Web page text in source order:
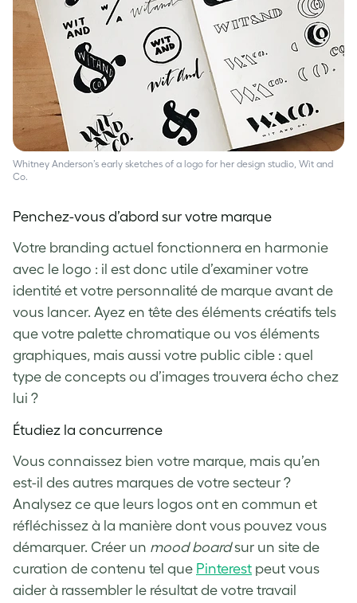
Whitney Anderson’s early sketches of a logo for her design studio, Wit and
Co.
Penchez-vous d’abord sur votre marque
Votre branding actuel fonctionnera en harmonie
avec le logo : il est donc utile d’examiner votre
identité et votre personnalité de marque avant de
vous lancer. Ayez en tête des éléments créatifs tels
que votre palette chromatique ou vos éléments
graphiques, mais aussi votre public cible : quel
type de concepts ou d’images trouvera écho chez
lui ?
Étudiez la concurrence
Vous connaissez bien votre marque, mais qu’en
est-il des autres marques de votre secteur ?
Analysez ce que leurs logos ont en commun et
réfléchissez à la manière dont vous pouvez vous
démarquer. Créer un mood boardsur un site de
curation de contenu tel que Pinterest peut vous
aider à rassembler le résultat de votre travail